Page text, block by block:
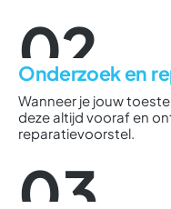
02
Onderzoek en
Wanneer je jouw
deze altijd vooraf en
reparatievoorstel.
03